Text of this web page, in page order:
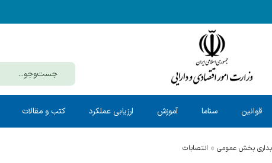
قوانین سناما آموزش ارزیابی عملکرد کتب و مقالات
بخش عمومی انتصابات